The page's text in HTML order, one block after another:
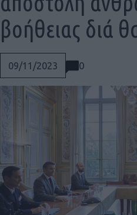
09/11/2023 0
βοήθειας διά